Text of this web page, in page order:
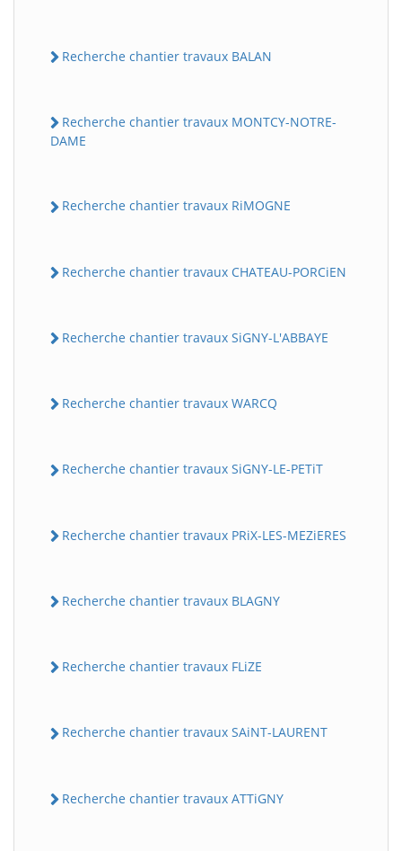
Recherche chantier travaux BALAN
Recherche chantier travaux MONTCY-NOTRE-
DAME
Recherche chantier travaux RiMOGNE
Recherche chantier travaux CHATEAU-PORCiEN
Recherche chantier travaux SiGNY-L'ABBAYE
Recherche chantier travaux WARCQ
Recherche chantier travaux SiGNY-LE-PETiT
Recherche chantier travaux PRiX-LES-MEZiERES
Recherche chantier travaux BLAGNY
Recherche chantier travaux FLiZE
Recherche chantier travaux SAiNT-LAURENT
Recherche chantier travaux ATTiGNY